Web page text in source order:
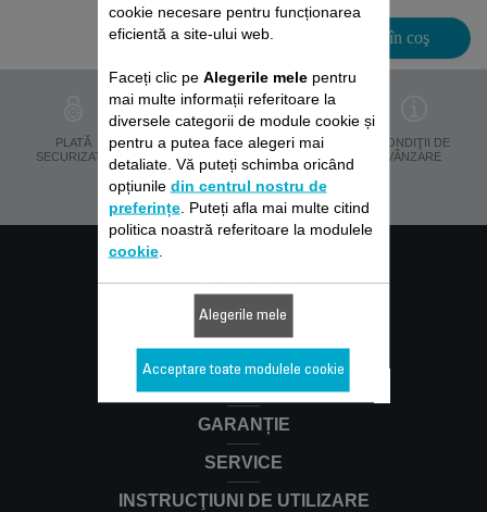
Adaugă în coş
PLATĂ
SECURIZATĂ
LIVRARE ÎN 8 ZILE
PROTECŢIA
DATELOR
PERSONALE
CONDIŢII DE
VÂNZARE
Servicii
CLIENȚI
GARANȚIE
SERVICE
INSTRUCŢIUNI DE UTILIZARE
cookie necesare pentru funcționarea
eficientă a site-ului web.
Faceți clic pe Alegerile melepentru
mai multe informații referitoare la
diversele categorii de module cookie și
pentru a putea face alegeri mai
detaliate. Vă puteți schimba oricând
opțiunile din centrul nostru de
preferințe. Puteți afla mai multe citind
politica noastră referitoare la modulele
cookie.
Alegerile mele
Acceptare toate modulele cookie